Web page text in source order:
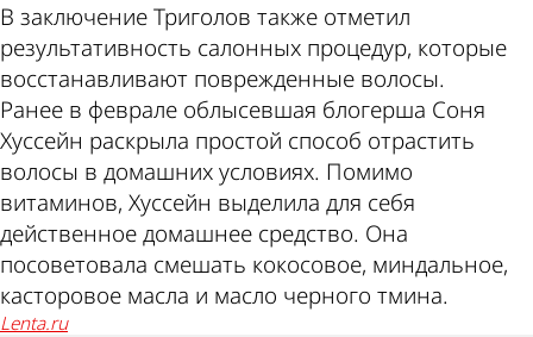
В заключение Триголов также отметил
результативность салонных процедур, которые
восстанавливают поврежденные волосы.
Ранее в феврале облысевшая блогерша Соня
Хуссейн раскрыла простой способ отрастить
волосы в домашних условиях. Помимо
витаминов, Хуссейн выделила для себя
действенное домашнее средство. Она
посоветовала смешать кокосовое, миндальное,
касторовое масла и масло черного тмина.
lenta.ru